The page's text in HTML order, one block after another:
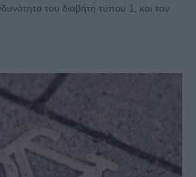
του διαβήτη τύπου 1, και τον